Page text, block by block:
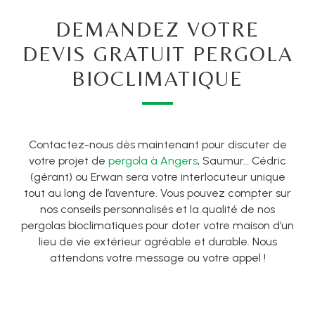
DEMANDEZ VOTRE
DEVIS GRATUIT PERGOLA
BIOCLIMATIQUE
Contactez-nous dès maintenant pour discuter de
votre projet de pergola à Angers, Saumur… Cédric
(gérant) ou Erwan sera votre interlocuteur unique
tout au long de l’aventure. Vous pouvez compter sur
nos conseils personnalisés et la qualité de nos
pergolas bioclimatiques pour doter votre maison d’un
lieu de vie extérieur agréable et durable. Nous
attendons votre message ou votre appel !